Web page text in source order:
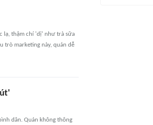
lạ, thậm chí 'dị' như trà sữa
trò marketing này, quán dễ
dân. Quán không thông